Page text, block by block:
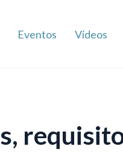
Eventos Vídeos